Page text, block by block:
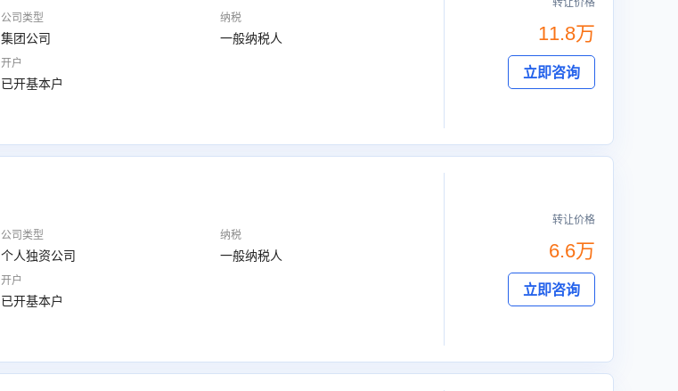
公司类型
集团公司
纳税
一般纳税人
开户
已开基本户
转让价格
11.8万
立即咨询
公司类型
个人独资公司
纳税
一般纳税人
开户
已开基本户
转让价格
6.6万
立即咨询